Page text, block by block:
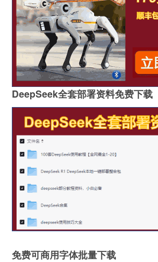
DeepSeek全套部署资料免费下载
免费可商用字体批量下载